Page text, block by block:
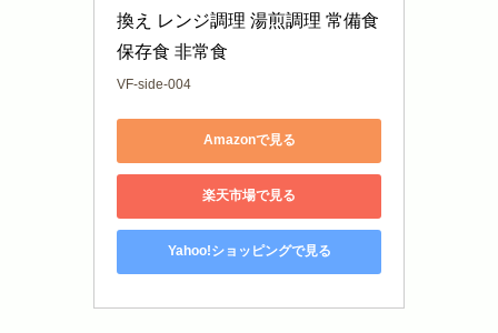
換え レンジ調理 湯煎調理 常備食
保存食 非常食
VF-side-004
Amazonで見る
楽天市場で見る
Yahoo!ショッピングで見る